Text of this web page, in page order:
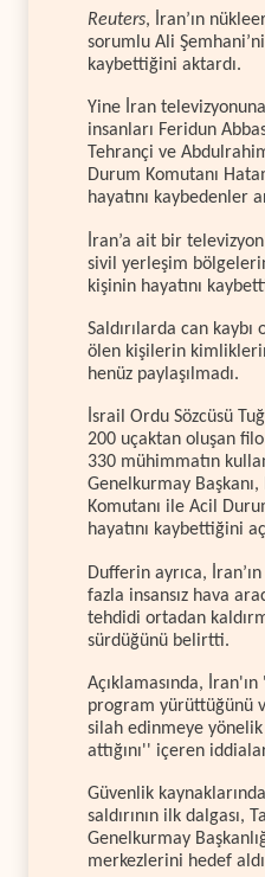
Reuters, İran’ın
sorumlu Ali
kaybettiğini aktardı.
Yine İran
insanları Feridun
Tehrançi ve
Durum Komutanı
hayatını kaybedenler
İran’a ait bir
sivil yerleşim
kişinin hayatını
Saldırılarda can
ölen kişilerin
henüz paylaşılmadı.
İsrail Ordu Sözcüsü
200 uçaktan oluşan
330 mühimmatın
Genelkurmay
Komutanı ile Acil
hayatını kaybettiğini
Dufferin ayrıca,
fazla insansız hava
tehdidi ortadan
sürdüğünü belirtti.
Açıklamasında,
program yürüttüğünü
silah edinmeye
attığını'' içeren
Güvenlik
saldırının ilk dalgası,
Genelkurmay
merkezlerini hedef